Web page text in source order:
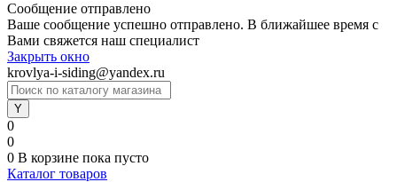
Сообщение отправлено
Ваше сообщение успешно отправлено. В ближайшее время с
Вами свяжется наш специалист
Закрыть окно
krovlya-i-siding@yandex.ru
0
0
0 В корзине пока пусто
Каталог товаров